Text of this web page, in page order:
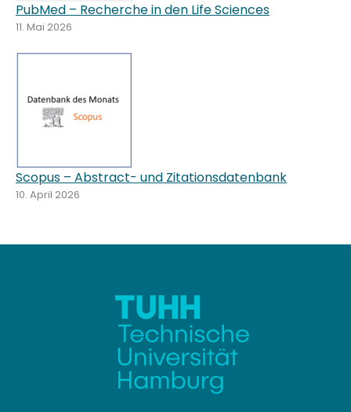
PubMed – Recherche in den Life Sciences
11. Mai 2026
Scopus – Abstract- und Zitationsdatenbank
10. April 2026